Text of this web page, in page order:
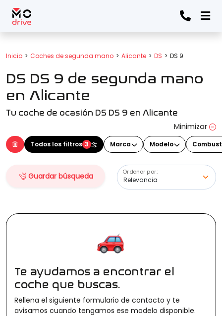
Inicio Coches de segunda mano Alicante DS DS 9
DS DS 9 de segunda mano
en Alicante
Tu coche de ocasión DS DS 9 en Alicante
Minimizar
Todos los filtros 3 Marca Modelo
Guardar búsqueda Ordenar por:
Todos los filtros
Marca
(Elige una o varias marcas)
(Elige uno o varios modelos)
Precio
Cuota
Te ayudamos a encontrar el
coche que buscas.
Rellena el siguiente formulario de contacto y te
avisamos cuando tengamos ese modelo disponible.